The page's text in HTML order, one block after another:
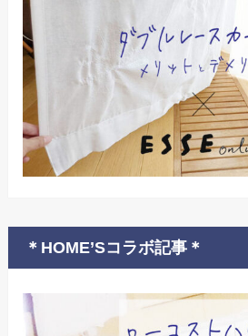
＊HOME’Sコラボ記事＊